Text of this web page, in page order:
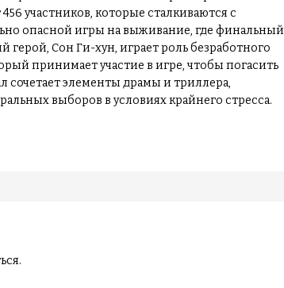
участников, которые сталкиваются с
опасной игры на выживание, где финальный
герой, Сон Ги-хун, играет роль безработного
принимает участие в игре, чтобы погасить
сочетает элементы драмы и триллера,
выборов в условиях крайнего стресса.